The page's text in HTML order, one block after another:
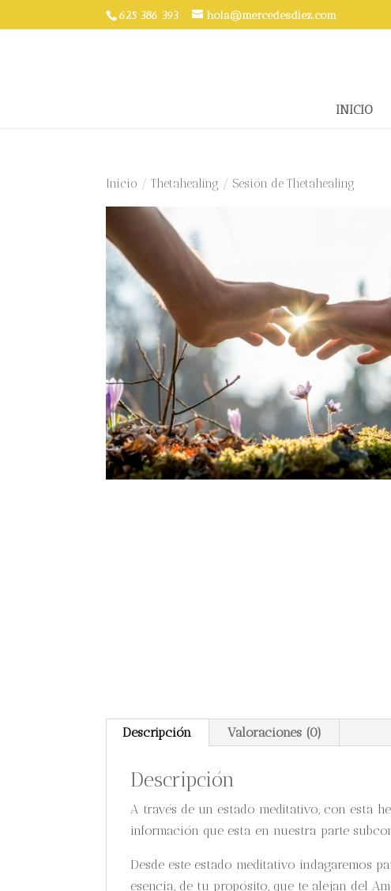
625 386 393 hola@mercedesdiez.com
INICIO
Inicio /Thetahealing / Sesión de Thetahealing
Descripción Valoraciones (0)
Descripción
A través de un estado meditativo, con esta
información que esta en nuestra parte
Desde este estado meditativo indagaremos
esencia, de tu propósito, que te alejan del